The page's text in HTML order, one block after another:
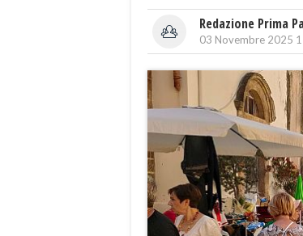
Redazione Prima
03 Novembre 2025